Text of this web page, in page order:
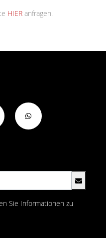
HIER anfragen.
Sie Informationen zu